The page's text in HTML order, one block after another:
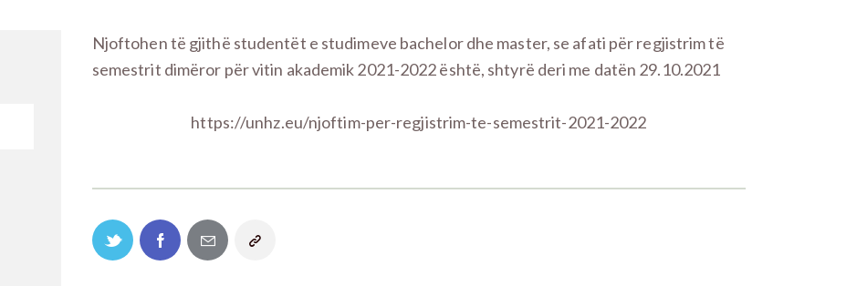
Njoftohen të gjithë studentët e studimeve bachelor dhe master, se afati për regjistrim të
semestrit dimëror për vitin akademik 2021-2022 është, shtyrë deri me datën 29.10.2021
https://unhz.eu/njoftim-per-regjistrim-te-semestrit-2021-2022